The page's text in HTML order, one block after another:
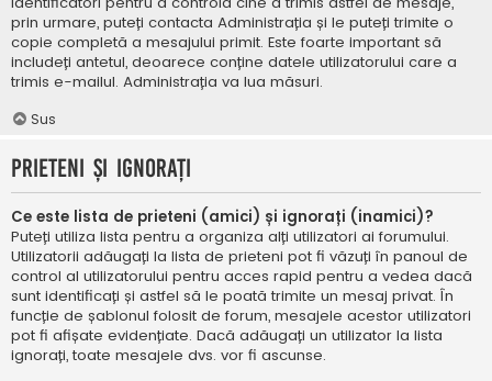
prin urmare, puteți contacta Administrația și le puteți trimite o
copie completă a mesajului primit. Este foarte important să
includeți antetul, deoarece conține datele utilizatorului care a
trimis e-mailul. Administrația va lua măsuri.
Sus
Prieteni și ignorați
Ce este lista de prieteni (amici) și ignorați (inamici)?
Puteți utiliza lista pentru a organiza alți utilizatori ai forumului.
Utilizatorii adăugați la lista de prieteni pot fi văzuți în panoul de
control al utilizatorului pentru acces rapid pentru a vedea dacă
sunt identificați și astfel să le poată trimite un mesaj privat. În
funcție de șablonul folosit de forum, mesajele acestor utilizatori
pot fi afișate evidențiate. Dacă adăugați un utilizator la lista
ignorați, toate mesajele dvs. vor fi ascunse.